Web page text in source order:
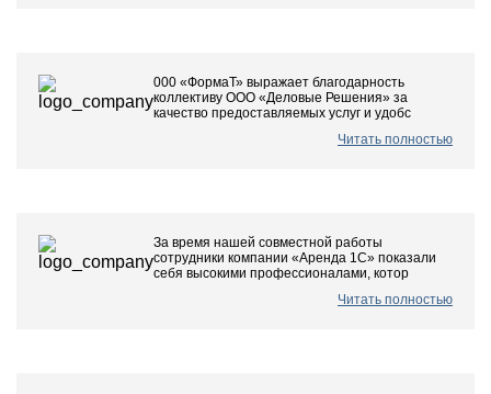
000 «ФормаТ» выражает благодарность
коллективу ООО «Деловые Решения» за
качество предоставляемых услуг и удобс
Читать полностью
За время нашей совместной работы
сотрудники компании «Аренда 1С» показали
себя высокими профессионалами, котор
Читать полностью